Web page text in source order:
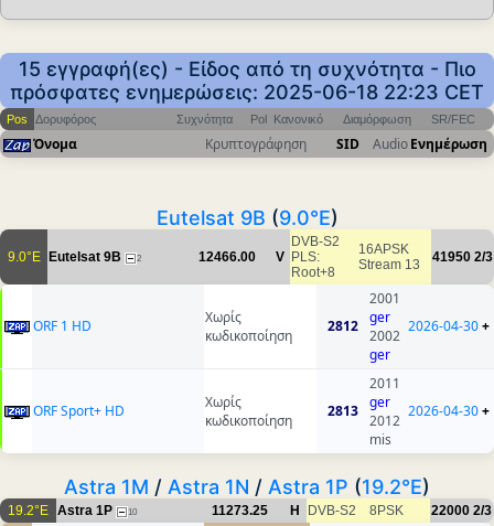
15 εγγραφή(ες) - Είδος από τη συχνότητα - Πιο
πρόσφατες ενημερώσεις: 2025-06-18 22:23 CET
Pos Δορυφόρος Συχνότητα Pol Κανονικό Διαμόρφωση SR/FEC
Όνομα Κρυπτογράφηση SID AudioΕνημέρωση
Eutelsat 9B (9.0°E)
9.0°E Eutelsat 9B 2 12466.00 V
DVB-S2
PLS:
Root+8
16APSK
Stream 13
41950 2/3
ORF 1 HD
Χωρίς
κωδικοποίηση
2812
2001
ger
2002
ger
2026-04-30+
ORF Sport+ HD
Χωρίς
κωδικοποίηση
2813
2011
ger
2012
mis
2026-04-30+
Astra 1M / Astra 1N / Astra 1P (19.2°E)
19.2°E Astra 1P 10 11273.25 H DVB-S2 8PSK 22000 2/3